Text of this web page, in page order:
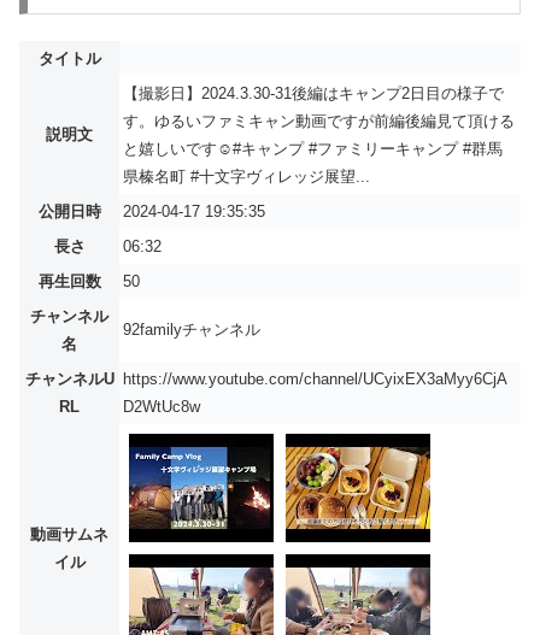
タイトル
説明文
【撮影日】2024.3.30-31後編はキャンプ2日目の様子で
す。ゆるいファミキャン動画ですが前編後編見て頂ける
と嬉しいです☺️#キャンプ #ファミリーキャンプ #群馬
県榛名町 #十文字ヴィレッジ展望...
公開日時
2024-04-17 19:35:35
長さ
06:32
再生回数
50
チャンネル
名
92familyチャンネル
チャンネルU
RL
https://www.youtube.com/channel/UCyixEX3aMyy6CjA
D2WtUc8w
動画サムネ
イル